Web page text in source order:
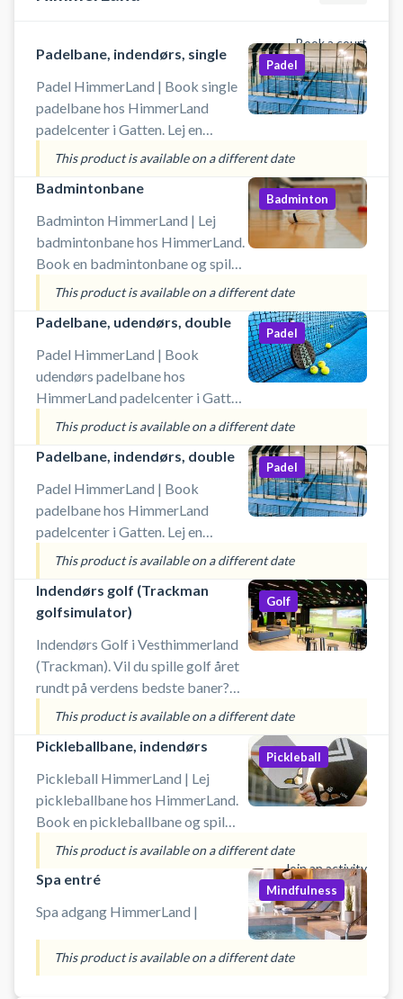
Book a court
Padelbane, indendørs, single
Padel HimmerLand | Book single
padelbane hos HimmerLand
padelcenter i Gatten. Lej en
padelbane og spil padel i
Himmerland på en indendørs
singlebane. Gratis lån af bat og
køb af bolde i shopområdet i
HimmerLand padelcenter.
#padelbane-himmerland #padel-
naer-aars #book-padel-farsoe
#spil-padel-himmerland
Padel
This product is available on a different date
Badmintonbane
Badminton HimmerLand | Lej
badmintonbane hos HimmerLand.
Book en badmintonbane og spil
badminton i multihallen i Gatten
ikke langt fra Aars og Løgstør.
Gratis parkering ved booking af
badmintonbane.
Badminton
This product is available on a different date
Padelbane, udendørs, double
Padel HimmerLand | Book
udendørs padelbane hos
HimmerLand padelcenter i Gatten.
Lej en padelbane og spil padel i
Himmerland på en udendørs
doublebane. Gratis lån af bat og
køb af bolde i shopområdet i
HimmerLand padelcenter.
#padelbane-himmerland #padel-
naer-aars #book-padel-farsoe
#spil-padel-himmerland #padel-
udendoers
Padel
This product is available on a different date
Padelbane, indendørs, double
Padel HimmerLand | Book
padelbane hos HimmerLand
padelcenter i Gatten. Lej en
padelbane og spil padel i
Himmerland på en indendørs
doublebane. Gratis lån af bat og
køb af bolde i shopområdet i
HimmerLand padelcenter.
#padelbane-himmerland #padel-
naer-aars #book-padel-farsoe
#spil-padel-himmerland
Padel
This product is available on a different date
Indendørs golf (Trackman
golfsimulator)
Indendørs Golf i Vesthimmerland
(Trackman). Vil du spille golf året
rundt på verdens bedste baner?
Nu kan du booke tid i de
topmoderne golfsimulatorer hos
HimmerLand. Spil golf uanset
vejret i HimmerLands
professionelle simulatorer. Her får
du en ultra-realistisk oplevelse
med verdens bedste baner og
præcis data i varme, komfortable
omgivelser. Faciliteterne ligger i
Gatten – centralt placeret i
Vesthimmerland med kort afstand
Aalborg.
Golf
This product is available on a different date
Pickleballbane, indendørs
Pickleball HimmerLand | Lej
pickleballbane hos HimmerLand.
Book en pickleballbane og spil
pickleball i multihallen i Gatten
ikke langt fra Aars og Løgstør.
Gratis parkering ved booking af
pickleballbane.
Pickleball
This product is available on a different date
Join an activity
Spa entré
Spa adgang HimmerLand |
Mindfulness
This product is available on a different date